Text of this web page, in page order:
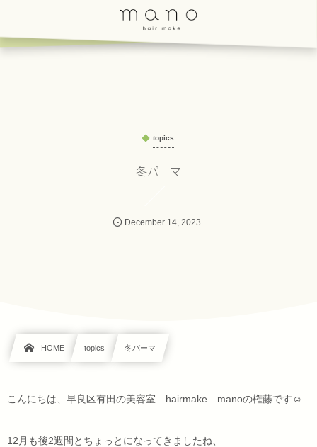
topics
冬パーマ
December 14 ,2023
HOME topics 冬パーマ
こんにちは、早良区有田の美容室 hairmake manoの権藤です☺
12月も後2週間とちょっとになってきましたね、